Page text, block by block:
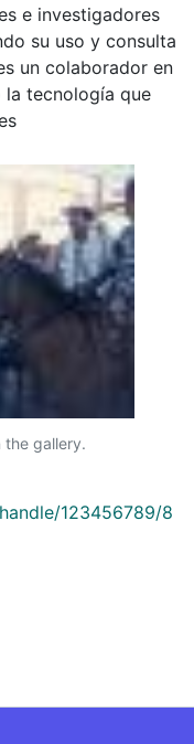
e investigadores
su uso y consulta
un colaborador en
tecnología que
the gallery.
123456789/8